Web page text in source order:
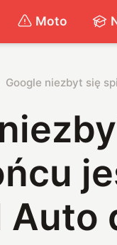
Moto
Google niezbyt się
Auto